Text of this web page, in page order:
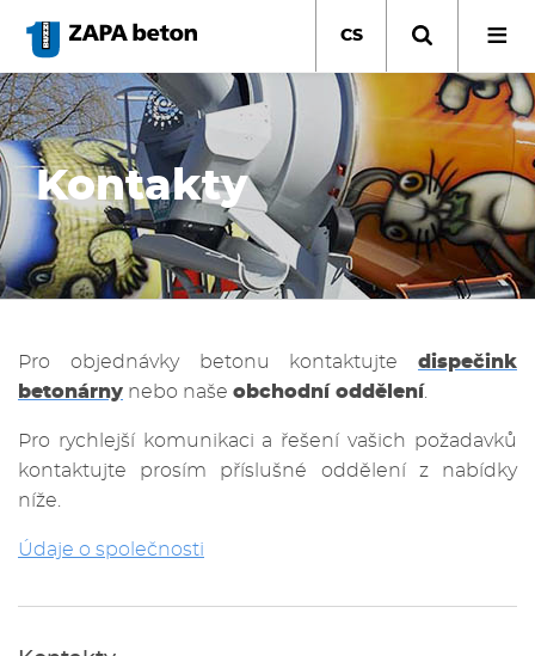
hlavnímu
obsahu
CS
Kontakty
Pro objednávky betonu kontaktujte dispečink
betonárny nebo naše obchodní oddělení
Pro rychlejší komunikaci a řešení vašich požadavků
kontaktujte prosím příslušné oddělení z nabídky
níže.
Údaje o společnosti